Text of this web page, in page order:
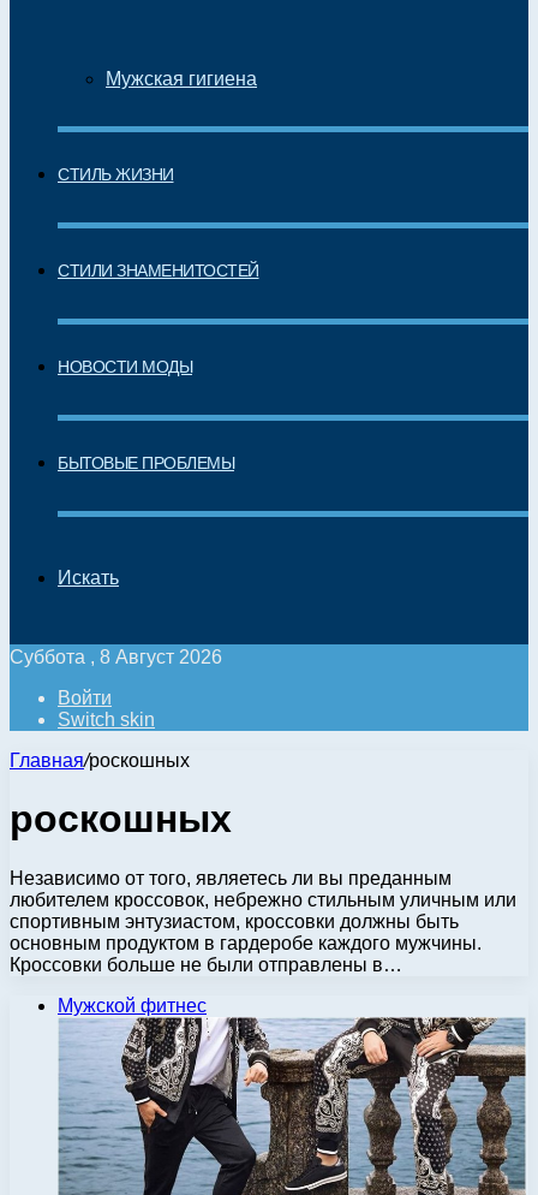
Мужская гигиена
СТИЛЬ ЖИЗНИ
СТИЛИ ЗНАМЕНИТОСТЕЙ
НОВОСТИ МОДЫ
БЫТОВЫЕ ПРОБЛЕМЫ
Искать
Суббота , 8 Август 2026
Войти
Switch skin
Главная/роскошных
роскошных
Независимо от того, являетесь ли вы преданным
любителем кроссовок, небрежно стильным уличным или
спортивным энтузиастом, кроссовки должны быть
основным продуктом в гардеробе каждого мужчины.
Кроссовки больше не были отправлены в…
Мужской фитнес